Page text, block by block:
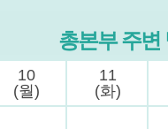
총본부 주변
10
(월)
11
(화)